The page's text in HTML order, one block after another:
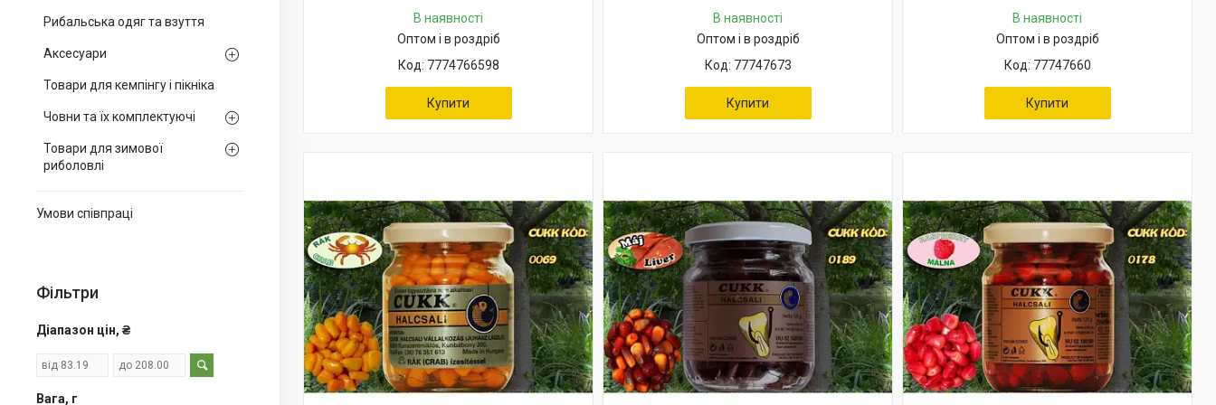
Рибальська одяг та взуття
Аксесуари
Товари для кемпінгу і пікніка
Човни та їх комплектуючі
Товари для зимової
риболовлі
Умови співпраці
Фільтри
Діапазон цін, ₴
Вага, г
В наявності
Оптом і в роздріб
7774766598
Купити
В наявності
Оптом і в роздріб
77747673
Купити
В наявності
Оптом і в роздріб
77747660
Купити